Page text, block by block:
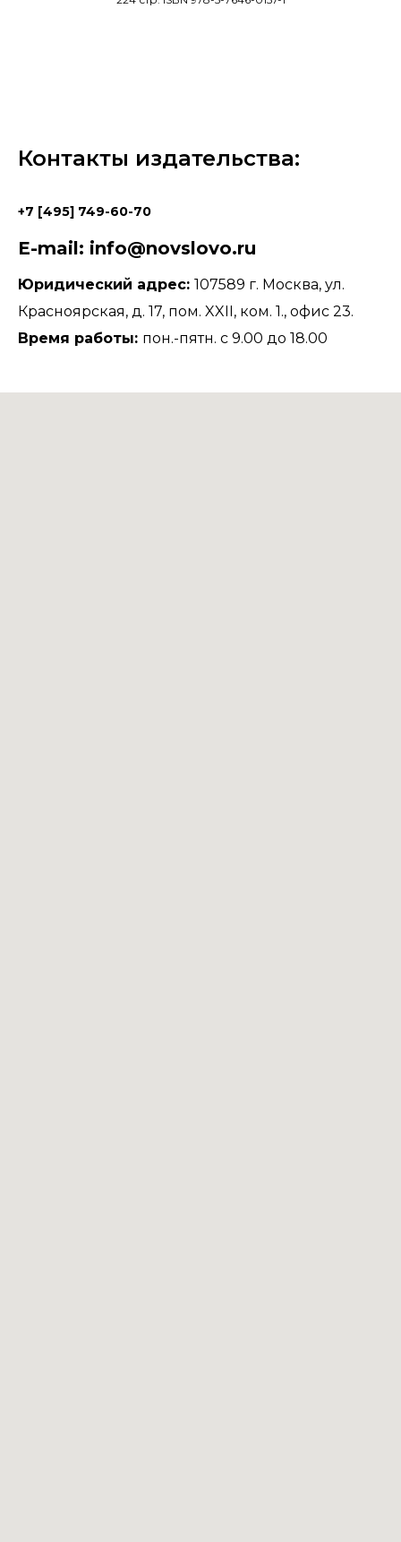
Контакты издательства:
+7 [495] 749-60-70
E-mail: info@novslovo.ru
Юридический адрес: 107589 г. Москва, ул.
Красноярская, д. 17, пом. XXII, ком. 1., офис 23.
Время работы: пон.-пятн. с 9.00 до 18.00